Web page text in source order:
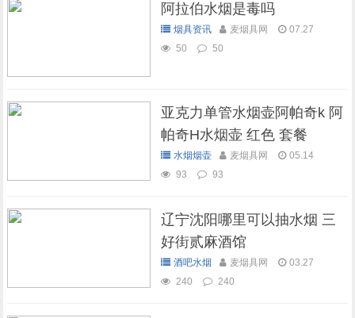
阿拉伯水烟是毒吗
烟具资讯 麦烟具网
07.27
50
50
亚克力单管水烟壶阿帕奇k 阿
帕奇H水烟壶 红色 套餐
水烟烟壶 麦烟具网
05.14
93
93
辽宁沈阳哪里可以抽水烟 三
好街贰麻酒馆
酒吧水烟 麦烟具网
03.27
240
240